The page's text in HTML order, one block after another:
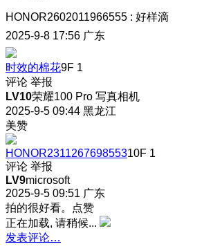
HONOR2602011966555 : 好样滴
2025-9-8 17:56 广东
时效的棉花9F 1
评论 举报
LV10荣耀100 Pro 写真相机
2025-9-5 09:44 黑龙江
美赞
HONOR231126769855310F 1
评论 举报
LV9microsoft
2025-9-5 09:51 广东
拍的很好看。点赞
正在加载, 请稍候...
发表评论…